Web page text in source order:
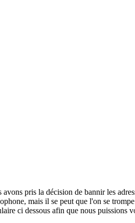
pris la décision de bannir les
mais il se peut que l'on se
ci dessous afin que nous